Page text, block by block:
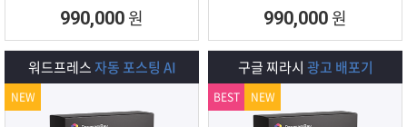
의
이
지
너
록시) 타입을 선택하여 실제 방문 유
입을 일으키는 효과로 사이트를 활성
화하는 프로그램
990,000 원 990,000 원
워드프레스자동 포스팅 AI
NEW
구글 찌라시 광고 배포기
BEST NEW